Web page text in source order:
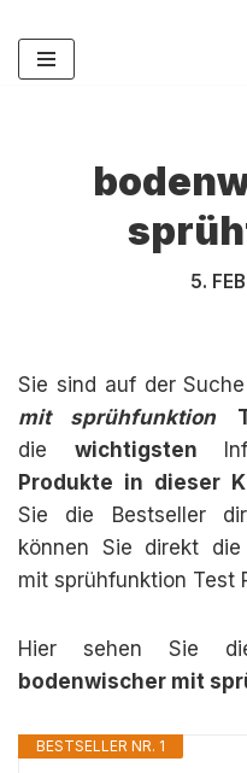
Zum
5.
Sie sind auf der
mit sprühfunktion
die wichtigsten
Produkte in dieser
Sie die Bestseller
können Sie direkt
mit sprühfunktion Test
Hier sehen Sie
bodenwischer mit
BESTSELLER NR. 1